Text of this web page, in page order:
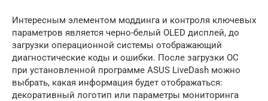
Интересным элементом моддинга и контроля ключевых
параметров является черно-белый OLED дисплей, до
загрузки операционной системы отображающий
диагностические коды и ошибки. После загрузки ОС
при установленной программе ASUS LiveDash можно
выбрать, какая информация будет отображаться:
декоративный логотип или параметры мониторинга